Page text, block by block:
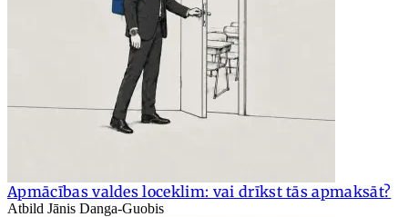
Apmācības valdes loceklim: vai drīkst tās apmaksāt?
Atbild Jānis Danga-Guobis